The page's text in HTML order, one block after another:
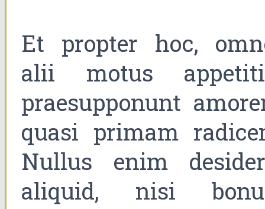
Et propter hoc,
alii motus
praesupponunt
quasi primam
Nullus enim
aliquid, nisi